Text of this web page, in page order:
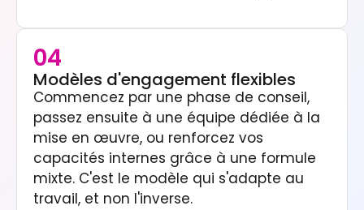
04
Modèles d'engagement flexibles
Commencez par une phase de conseil,
passez ensuite à une équipe dédiée à la
mise en œuvre, ou renforcez vos
capacités internes grâce à une formule
mixte. C'est le modèle qui s'adapte au
travail, et non l'inverse.